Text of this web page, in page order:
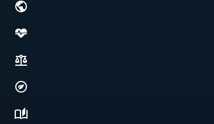
Society, justice & freedoms
Economy, environment & technology
Science, history & spirituality